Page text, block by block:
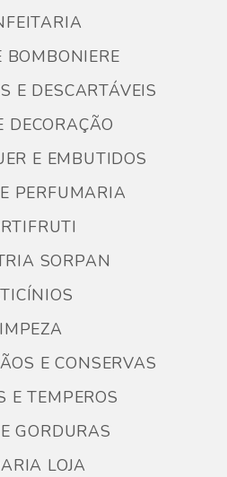
BOMBONIERE
E DESCARTÁVEIS
DECORAÇÃO
E EMBUTIDOS
PERFUMARIA
SORPAN
E CONSERVAS
E TEMPEROS
GORDURAS
LOJA